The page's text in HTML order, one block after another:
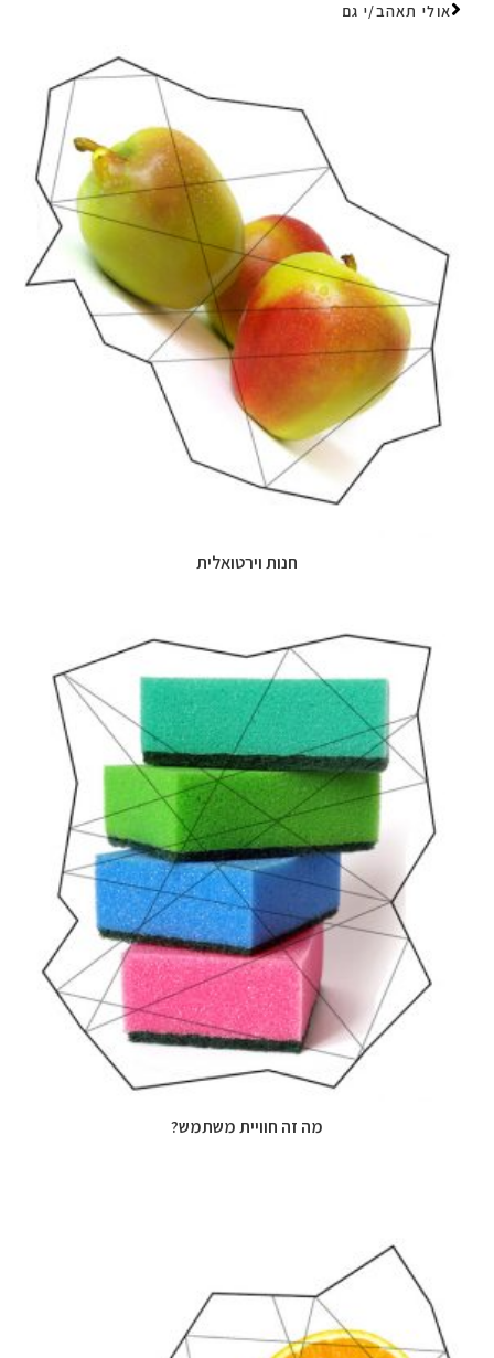
אולי תאהב/י גם
חנות וירטואלית
מה זה חוויית משתמש?